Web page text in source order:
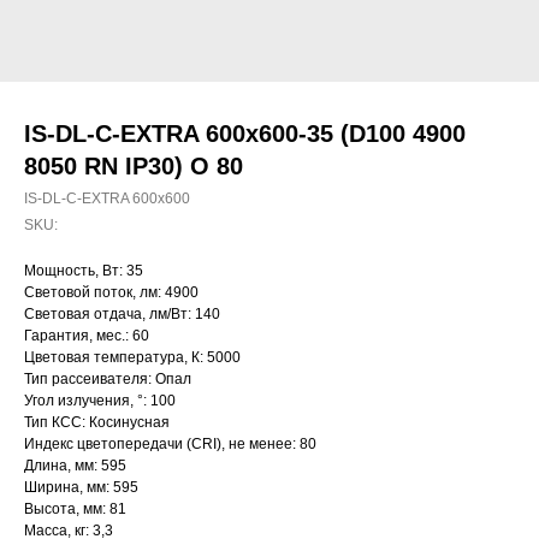
IS-DL-C-EXTRA 600x600-35 (D100 4900
8050 RN IP30) O 80
IS-DL-C-EXTRA 600x600
SKU:
Мощность, Вт: 35
Световой поток, лм: 4900
Световая отдача, лм/Вт: 140
Гарантия, мес.: 60
Цветовая температура, К: 5000
Тип рассеивателя: Опал
Угол излучения, °: 100
Тип КСС: Косинусная
Индекс цветопередачи (CRI), не менее: 80
Длина, мм: 595
Ширина, мм: 595
Высота, мм: 81
Масса, кг: 3,3